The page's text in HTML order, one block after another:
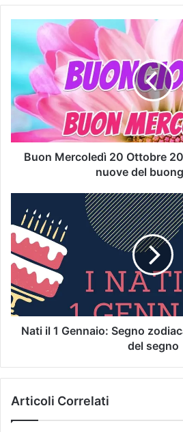
Buon Mercoledì 20 Ottobre
nuove del
Nati il 1 Gennaio: Segno
del segno
Articoli Correlati